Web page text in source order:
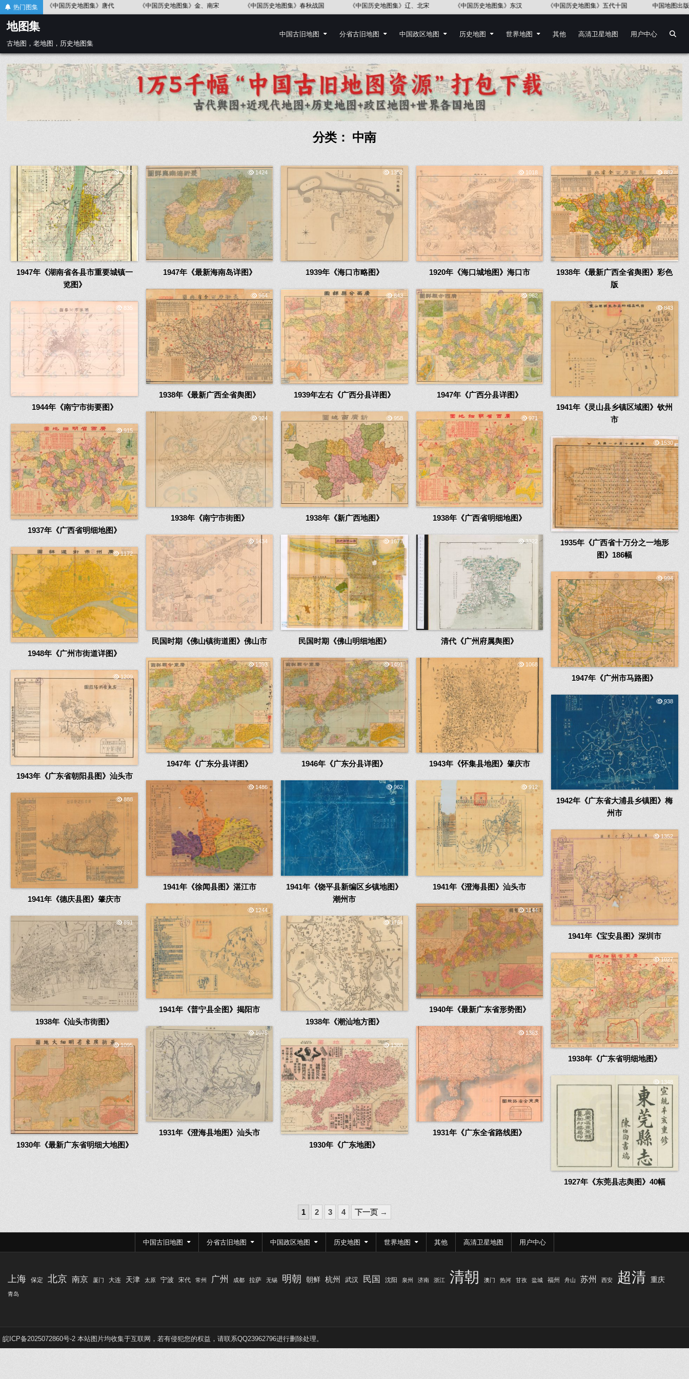
Skip
to
content
热门图集
《中国历史地图集》金、南宋 《中国历史地图集》春秋战国 《中国历史地图集》辽、北宋 《中国历史地图集》东汉 《中国历史地图集》五代十国 中国地图出版社《世界历史地图集》 《中国语言
地图集
古地图，老地图，历史地图集
中国古旧地图 分省古旧地图 中国政区地图 历史地图 世界地图 其他 高清卫星地图 用户中心
分类： 中南
3665
1947年《湖南省各县市重要城镇一
览图》
1424
1947年《最新海南岛详图》
1352
1939年《海口市略图》
1018
1920年《海口城地图》海口市
882
1938年《最新广西全省舆图》彩色
版
964
1938年《最新广西全省舆图》
843
1939年左右《广西分县详图》
962
1947年《广西分县详图》
835
1944年《南宁市街要图》
843
1941年《灵山县乡镇区域图》钦州
市
924
1938年《南宁市街图》
958
1938年《新广西地图》
971
1938年《广西省明细地图》
915
1937年《广西省明细地图》
1530
1935年《广西省十万分之一地形
图》186幅
1434
民国时期《佛山镇街道图》佛山市
1677
民国时期《佛山明细地图》
3322
清代《广州府属舆图》
1172
1948年《广州市街道详图》
994
1947年《广州市马路图》
1393
1947年《广东分县详图》
1491
1946年《广东分县详图》
1068
1943年《怀集县地图》肇庆市
1209
1943年《广东省朝阳县图》汕头市
938
1942年《广东省大浦县乡镇图》梅
州市
1486
1941年《徐闻县图》湛江市
962
1941年《饶平县新编区乡镇地图》
潮州市
912
1941年《澄海县图》汕头市
888
1941年《德庆县图》肇庆市
1352
1941年《宝安县图》深圳市
1244
1941年《普宁县全图》揭阳市
1144
1940年《最新广东省形势图》
891
1938年《汕头市街图》
1764
1938年《潮汕地方图》
1027
1938年《广东省明细地图》
1075
1931年《澄海县地图》汕头市
1363
1931年《广东全省路线图》
1095
1930年《最新广东省明细大地图》
1380
1930年《广东地图》
1348
1927年《东莞县志舆图》40幅
页
1 2 3 4 下一页 →
中国古旧地图 分省古旧地图 中国政区地图 历史地图 世界地图 其他 高清卫星地图 用户中心
上海 保定 北京 南京 厦门 大连 天津 太原 宁波 宋代 常州 广州 成都 拉萨 无锡 明朝 朝鲜 杭州 武汉 民国 沈阳 泉州 济南 浙江 清朝 澳门 热河 甘孜 盐城 福州 舟山 苏州 西安 超清 重庆
青岛
皖ICP备2025072860号-2 本站图片均收集于互联网，若有侵犯您的权益，请联系QQ23962796进行删除处理。